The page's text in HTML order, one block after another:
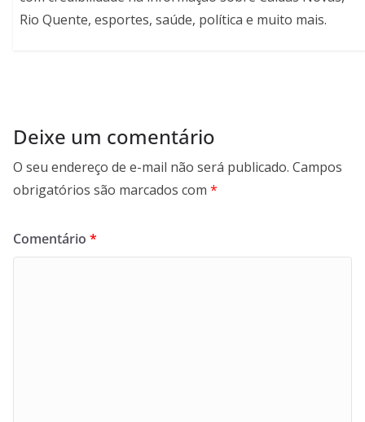
Rio Quente, esportes, saúde, política e muito mais.
Deixe um comentário
O seu endereço de e-mail não será publicado. Campos
obrigatórios são marcados com *
Comentário *